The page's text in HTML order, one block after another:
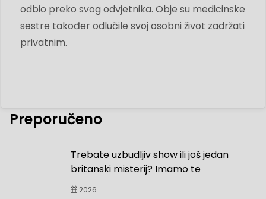
odbio preko svog odvjetnika. Obje su medicinske
sestre također odlučile svoj osobni život zadržati
privatnim.
Preporučeno
Trebate uzbudljiv show ili još jedan
britanski misterij? Imamo te
2026